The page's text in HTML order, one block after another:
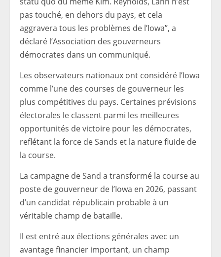
pas touché, en dehors du pays, et cela
aggravera tous les problèmes de l’Iowa”, a
déclaré l’Association des gouverneurs
démocrates dans un communiqué.
Les observateurs nationaux ont considéré l’Iowa
comme l’une des courses de gouverneur les
plus compétitives du pays. Certaines prévisions
électorales le classent parmi les meilleures
opportunités de victoire pour les démocrates,
reflétant la force de Sands et la nature fluide de
la course.
La campagne de Sand a transformé la course au
poste de gouverneur de l’Iowa en 2026, passant
d’un candidat républicain probable à un
véritable champ de bataille.
Il est entré aux élections générales avec un
avantage financier important, un champ